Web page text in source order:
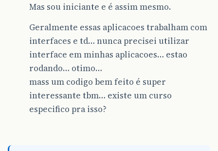
Mas sou iniciante e é assim mesmo.
Geralmente essas aplicacoes trabalham com
interfaces e td… nunca precisei utilizar
interface em minhas aplicacoes… estao
rodando… otimo…
mass um codigo bem feito é super
interessante tbm… existe um curso
especifico pra isso?